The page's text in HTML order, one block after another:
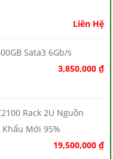
Liên Hệ
Sata3 6Gb/s
3,850,000 ₫
Rack 2U Nguồn
Khẩu Mới 95%
19,500,000 ₫